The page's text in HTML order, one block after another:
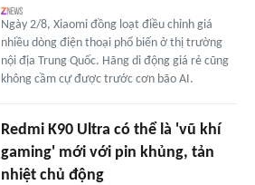
Ngày 2/8, Xiaomi đồng loạt điều chỉnh giá
nhiều dòng điện thoại phổ biến ở thị trường
nội địa Trung Quốc. Hãng di động giá rẻ cũng
không cầm cự được trước cơn bão AI.
Redmi K90 Ultra có thể là 'vũ khí
gaming' mới với pin khủng, tản
nhiệt chủ động